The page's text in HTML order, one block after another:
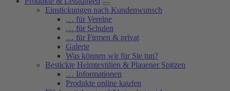
Einstickungen nach Kundenwunsch
… für Vereine
… für Schulen
… für Firmen & privat
Galerie
Was können wir für Sie tun?
Bestickte Heimtextilien & Plauener Spitzen
… Informationen
Produkte online kaufen